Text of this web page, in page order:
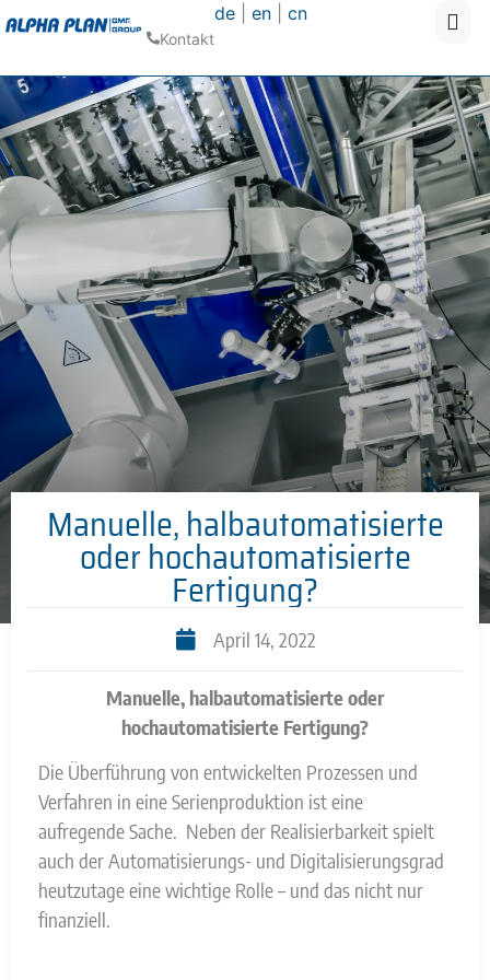
Kontakt
de |en |cn
Manuelle, halbautomatisierte
oder hochautomatisierte
Fertigung?
April 14, 2022
Manuelle, halbautomatisierte oder
hochautomatisierte Fertigung?
Die Überführung von entwickelten Prozessen und
Verfahren in eine Serienproduktion ist eine
aufregende Sache. Neben der Realisierbarkeit spielt
auch der Automatisierungs- und Digitalisierungsgrad
heutzutage eine wichtige Rolle – und das nicht nur
finanziell.